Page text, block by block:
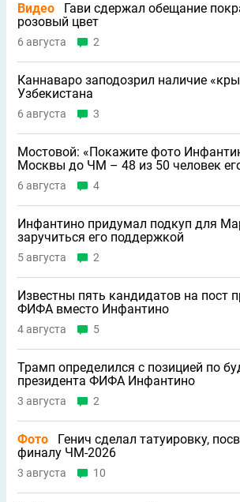
Видео
Гави сдержал обещание
розовый цвет
6 августа 2
Каннаваро заподозрил наличие
Узбекистана
6 августа 3
Мостовой: «Покажите фото
Москвы до ЧМ – 48 из 50 человек
6 августа 4
Инфантино придумал подкуп для
заручиться его поддержкой
5 августа 2
Известны пять кандидатов на пост
ФИФА вместо Инфантино
4 августа 5
Трамп определился с позицией по
президента ФИФА Инфантино
3 августа 2
Фото
Генич сделал татуировку,
финалу ЧМ-2026
3 августа 10